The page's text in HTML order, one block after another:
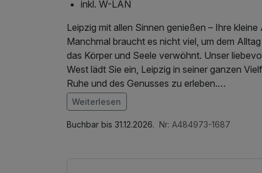
inkl. W-LAN
Leipzig mit allen Sinnen genießen – Ihre
Manchmal braucht es nicht viel, um dem
das Körper und Seele verwöhnt. Unser
West lädt Sie ein, Leipzig in seiner ganzen
Ruhe und des Genusses zu erleben.
Freuen Sie sich auf zwei erholsame
perfekte Rückzugsort nach einem Tag voller
Im Angebot enthalten
Parkplatz, W-LAN Nutzung / Internetnutzung
Weiterlesen
Buchbar bis 31.12.2026. Nr: A484973-1687